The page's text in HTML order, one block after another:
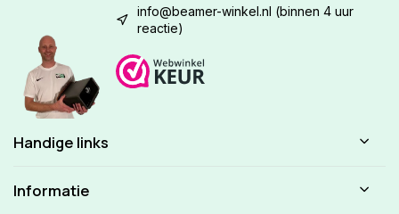
info@beamer-winkel.nl (binnen 4 uur
reactie)
Handige links
Informatie